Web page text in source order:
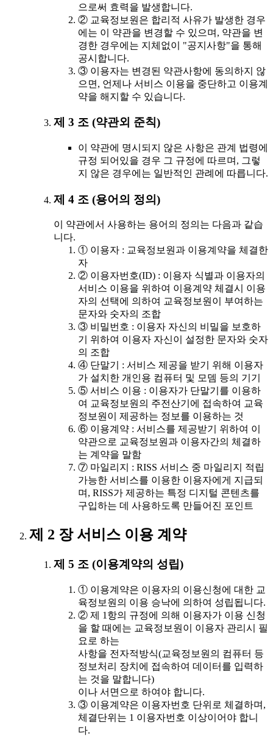
으로써 효력을 발생합니다.
② 교육정보원은 합리적 사유가 발생한 경우
에는 이 약관을 변경할 수 있으며, 약관을 변
경한 경우에는 지체없이 "공지사항"을 통해
공시합니다.
③ 이용자는 변경된 약관사항에 동의하지 않
으면, 언제나 서비스 이용을 중단하고 이용계
약을 해지할 수 있습니다.
제 3 조 (약관외 준칙)
이 약관에 명시되지 않은 사항은 관계 법령에
규정 되어있을 경우 그 규정에 따르며, 그렇
지 않은 경우에는 일반적인 관례에 따릅니다.
제 4 조 (용어의 정의)
이 약관에서 사용하는 용어의 정의는 다음과 같습
니다.
① 이용자 : 교육정보원과 이용계약을 체결한
자
② 이용자번호(ID) : 이용자 식별과 이용자의
서비스 이용을 위하여 이용계약 체결시 이용
자의 선택에 의하여 교육정보원이 부여하는
문자와 숫자의 조합
③ 비밀번호 : 이용자 자신의 비밀을 보호하
기 위하여 이용자 자신이 설정한 문자와 숫자
의 조합
④ 단말기 : 서비스 제공을 받기 위해 이용자
가 설치한 개인용 컴퓨터 및 모뎀 등의 기기
⑤ 서비스 이용 : 이용자가 단말기를 이용하
여 교육정보원의 주전산기에 접속하여 교육
정보원이 제공하는 정보를 이용하는 것
⑥ 이용계약 : 서비스를 제공받기 위하여 이
약관으로 교육정보원과 이용자간의 체결하
는 계약을 말함
⑦ 마일리지 : RISS 서비스 중 마일리지 적립
가능한 서비스를 이용한 이용자에게 지급되
며, RISS가 제공하는 특정 디지털 콘텐츠를
구입하는 데 사용하도록 만들어진 포인트
제 2 장 서비스 이용 계약
제 5 조 (이용계약의 성립)
① 이용계약은 이용자의 이용신청에 대한 교
육정보원의 이용 승낙에 의하여 성립됩니다.
② 제 1항의 규정에 의해 이용자가 이용 신청
을 할 때에는 교육정보원이 이용자 관리시 필
요로 하는
사항을 전자적방식(교육정보원의 컴퓨터 등
정보처리 장치에 접속하여 데이터를 입력하
는 것을 말합니다)
이나 서면으로 하여야 합니다.
③ 이용계약은 이용자번호 단위로 체결하며,
체결단위는 1 이용자번호 이상이어야 합니
다.